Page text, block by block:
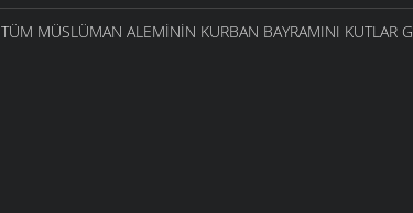
TÜM MÜSLÜMAN ALEMİNİN KURBAN BAYRAMINI KUTLAR